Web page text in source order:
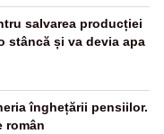
salvarea producției
stâncă și va devia apa
înghețării pensiilor.
român